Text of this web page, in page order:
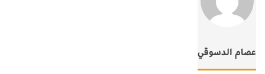
عصام الدسوقي